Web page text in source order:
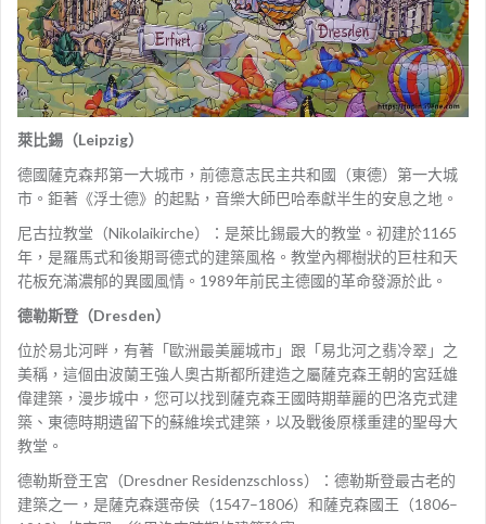
萊比錫（Leipzig）
德國薩克森邦第一大城市，前德意志民主共和國（東德）第一大城
市。鉅著《浮士德》的起點，音樂大師巴哈奉獻半生的安息之地。
尼古拉教堂（Nikolaikirche）：是萊比錫最大的教堂。初建於1165
年，是羅馬式和後期哥德式的建築風格。教堂內椰樹狀的巨柱和天
花板充滿濃郁的異國風情。1989年前民主德國的革命發源於此。
德勒斯登（Dresden）
位於易北河畔，有著「歐洲最美麗城市」跟「易北河之翡冷翠」之
美稱，這個由波蘭王強人奧古斯都所建造之屬薩克森王朝的宮廷雄
偉建築，漫步城中，您可以找到薩克森王國時期華麗的巴洛克式建
築、東德時期遺留下的蘇維埃式建築，以及戰後原樣重建的聖母大
教堂。
德勒斯登王宮（Dresdner Residenzschloss）：德勒斯登最古老的
建築之一，是薩克森選帝侯（1547–1806）和薩克森國王（1806–